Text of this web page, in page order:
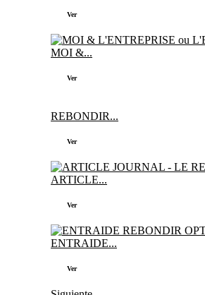
Ver
MOI &...
Ver
REBONDIR...
Ver
ARTICLE...
Ver
ENTRAIDE...
Ver